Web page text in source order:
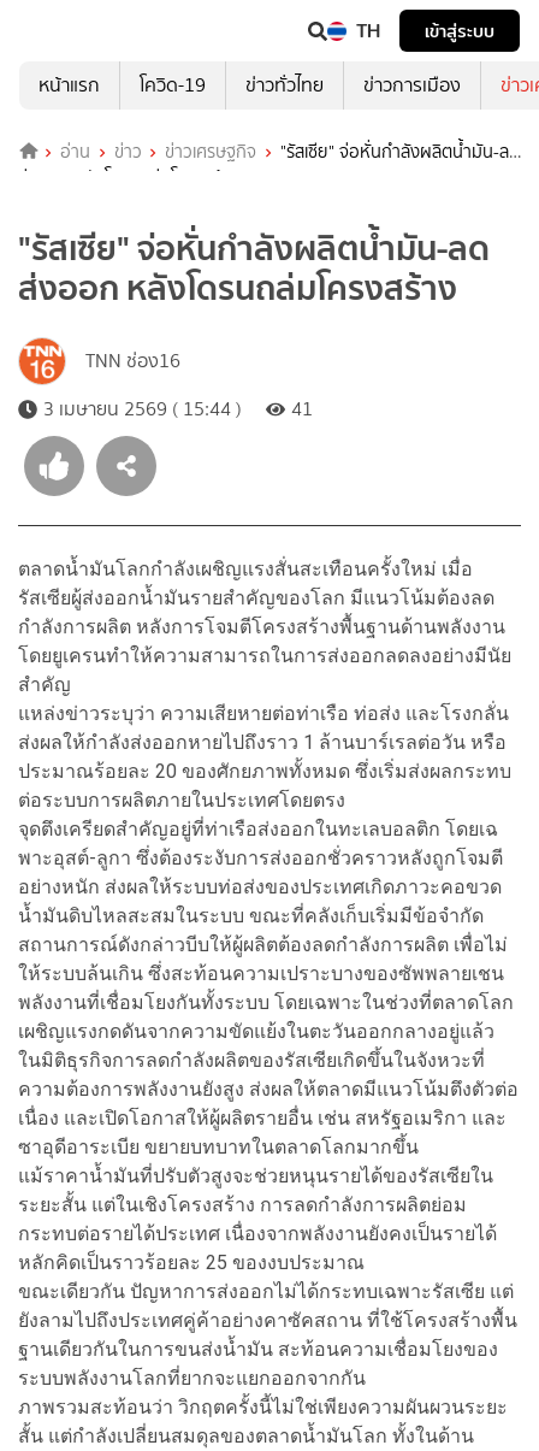
TH
เข้าสู่ระบบ
หน้าแรก
โควิด-19 ข่าวทั่วไทย ข่าวการเมือง ข่าว
อ่าน ข่าว ข่าวเศรษฐกิจ
"รัสเซีย" จ่อหั่นกำลังผลิตน้ำมัน-ลด
ส่งออก หลังโดรนถล่มโครงสร้าง
"รัสเซีย" จ่อหั่นกำลังผลิตน้ำมัน-ลด
ส่งออก หลังโดรนถล่มโครงสร้าง
TNN ช่อง16
3 เมษายน 2569 ( 15:44 )
41
ตลาดน้ำมันโลกกำลังเผชิญแรงสั่นสะเทือนครั้งใหม่ เมื่อ
รัสเซียผู้ส่งออกน้ำมันรายสำคัญของโลก มีแนวโน้มต้องลด
กำลังการผลิต หลังการโจมตีโครงสร้างพื้นฐานด้านพลังงาน
โดยยูเครนทำให้ความสามารถในการส่งออกลดลงอย่างมีนัย
สำคัญ
แหล่งข่าวระบุว่า ความเสียหายต่อท่าเรือ ท่อส่ง และโรงกลั่น
ส่งผลให้กำลังส่งออกหายไปถึงราว 1 ล้านบาร์เรลต่อวัน หรือ
ประมาณร้อยละ 20 ของศักยภาพทั้งหมด ซึ่งเริ่มส่งผลกระทบ
ต่อระบบการผลิตภายในประเทศโดยตรง
จุดตึงเครียดสำคัญอยู่ที่ท่าเรือส่งออกในทะเลบอลติก โดยเฉ
พาะอุสต์-ลูกา ซึ่งต้องระงับการส่งออกชั่วคราวหลังถูกโจมตี
อย่างหนัก ส่งผลให้ระบบท่อส่งของประเทศเกิดภาวะคอขวด
น้ำมันดิบไหลสะสมในระบบ ขณะที่คลังเก็บเริ่มมีข้อจำกัด
สถานการณ์ดังกล่าวบีบให้ผู้ผลิตต้องลดกำลังการผลิต เพื่อไม่
ให้ระบบล้นเกิน ซึ่งสะท้อนความเปราะบางของซัพพลายเชน
พลังงานที่เชื่อมโยงกันทั้งระบบ โดยเฉพาะในช่วงที่ตลาดโลก
เผชิญแรงกดดันจากความขัดแย้งในตะวันออกกลางอยู่แล้ว
ในมิติธุรกิจการลดกำลังผลิตของรัสเซียเกิดขึ้นในจังหวะที่
ความต้องการพลังงานยังสูง ส่งผลให้ตลาดมีแนวโน้มตึงตัวต่อ
เนื่อง และเปิดโอกาสให้ผู้ผลิตรายอื่น เช่น สหรัฐอเมริกา และ
ซาอุดีอาระเบีย ขยายบทบาทในตลาดโลกมากขึ้น
แม้ราคาน้ำมันที่ปรับตัวสูงจะช่วยหนุนรายได้ของรัสเซียใน
ระยะสั้น แต่ในเชิงโครงสร้าง การลดกำลังการผลิตย่อม
กระทบต่อรายได้ประเทศ เนื่องจากพลังงานยังคงเป็นรายได้
หลักคิดเป็นราวร้อยละ 25 ของงบประมาณ
ขณะเดียวกัน ปัญหาการส่งออกไม่ได้กระทบเฉพาะรัสเซีย แต่
ยังลามไปถึงประเทศคู่ค้าอย่างคาซัคสถาน ที่ใช้โครงสร้างพื้น
ฐานเดียวกันในการขนส่งน้ำมัน สะท้อนความเชื่อมโยงของ
ระบบพลังงานโลกที่ยากจะแยกออกจากกัน
ภาพรวมสะท้อนว่า วิกฤตครั้งนี้ไม่ใช่เพียงความผันผวนระยะ
สั้น แต่กำลังเปลี่ยนสมดุลของตลาดน้ำมันโลก ทั้งในด้าน